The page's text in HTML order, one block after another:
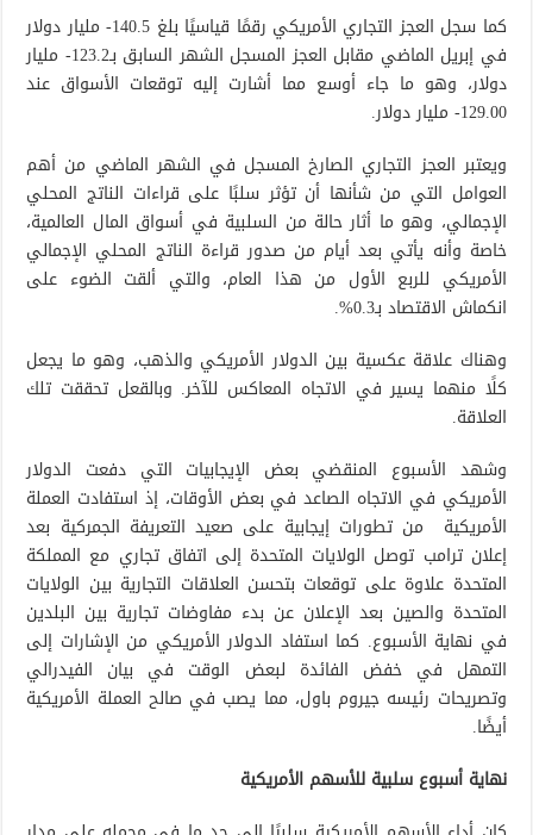
كما سجل العجز التجاري الأمريكي رقمًا قياسيًا بلغ 140.5- مليار دولار
في إبريل الماضي مقابل العجز المسجل الشهر السابق بـ123.2- مليار
دولار، وهو ما جاء أوسع مما أشارت إليه توقعات الأسواق عند
129.00- مليار دولار.
ويعتبر العجز التجاري الصارخ المسجل في الشهر الماضي من أهم
العوامل التي من شأنها أن تؤثر سلبًا على قراءات الناتج المحلي
الإجمالي، وهو ما أثار حالة من السلبية في أسواق المال العالمية،
خاصة وأنه يأتي بعد أيام من صدور قراءة الناتج المحلي الإجمالي
الأمريكي للربع الأول من هذا العام، والتي ألقت الضوء على
انكماش الاقتصاد بـ0.3%.
وهناك علاقة عكسية بين الدولار الأمريكي والذهب، وهو ما يجعل
كلًا منهما يسير في الاتجاه المعاكس للآخر. وبالقعل تحققت تلك
العلاقة.
وشهد الأسبوع المنقضي بعض الإيجابيات التي دفعت الدولار
الأمريكي في الاتجاه الصاعد في بعض الأوقات، إذ استفادت العملة
الأمريكية من تطورات إيجابية على صعيد التعريفة الجمركية بعد
إعلان ترامب توصل الولايات المتحدة إلى اتفاق تجاري مع المملكة
المتحدة علاوة على توقعات بتحسن العلاقات التجارية بين الولايات
المتحدة والصين بعد الإعلان عن بدء مفاوضات تجارية بين البلدين
في نهاية الأسبوع. كما استفاد الدولار الأمريكي من الإشارات إلى
التمهل في خفض الفائدة لبعض الوقت في بيان الفيدرالي
وتصريحات رئيسه جيروم باول، مما يصب في صالح العملة الأمريكية
أيضًا.
نهاية أسبوع سلبية للأسهم الأمريكية